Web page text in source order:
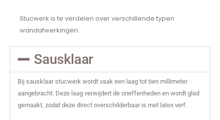
Stucwerk is te verdelen over verschillende typen
wandafwerkingen:
Sausklaar
Bij sausklaar stucwerk wordt vaak een laag tot tien millimeter
aangebracht. Deze laag verwijdert de oneffenheden en wordt glad
gemaakt, zodat deze direct overschilderbaar is met latex verf.